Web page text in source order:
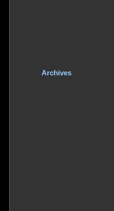
Archives